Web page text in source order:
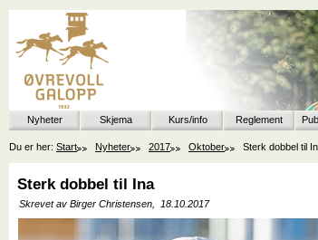
Nyheter Skjema Kurs/info Reglement
Du er her: Start Nyheter 2017 Oktober Sterk dobbel til
Sterk dobbel til Ina
Skrevet av Birger Christensen, 18.10.2017